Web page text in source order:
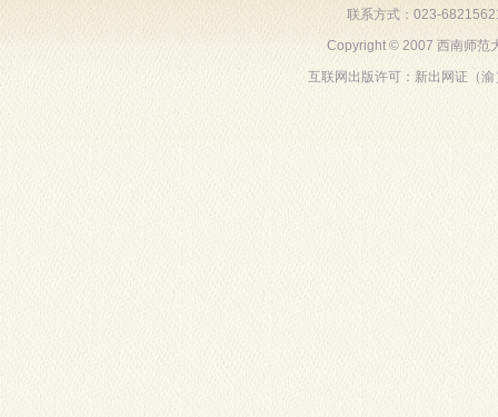
联系方式：023-
Copyright © 2007 西南师范
互联网出版许可：新出网证（